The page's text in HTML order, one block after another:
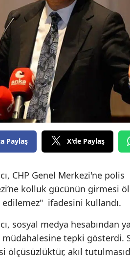
Paylaş X'de Paylaş
CHP Genel Merkezi'ne polis
kolluk gücünün girmesi
edilemez" ifadesini kullandı.
sosyal medya hesabından
tepki gösterdi.
ölçüsüzlüktür, akıl